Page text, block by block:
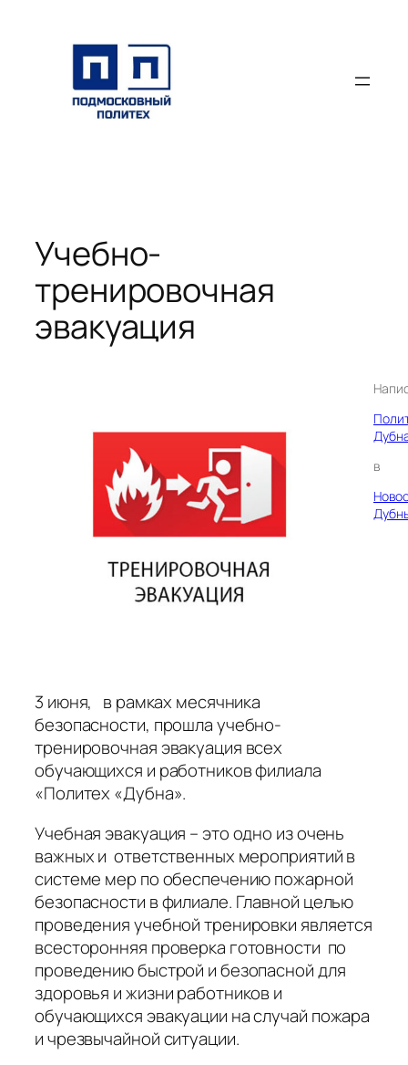
содержимому
Учебно-
тренировочная
эвакуация
в
3 июня, в рамках месячника
безопасности, прошла учебно-
тренировочная эвакуация всех
обучающихся и работников филиала
«Политех «Дубна».
Учебная эвакуация – это одно из очень
важных и ответственных мероприятий в
системе мер по обеспечению пожарной
безопасности в филиале. Главной целью
проведения учебной тренировки является
всесторонняя проверка готовности по
проведению быстрой и безопасной для
здоровья и жизни работников и
обучающихся эвакуации на случай пожара
и чрезвычайной ситуации.